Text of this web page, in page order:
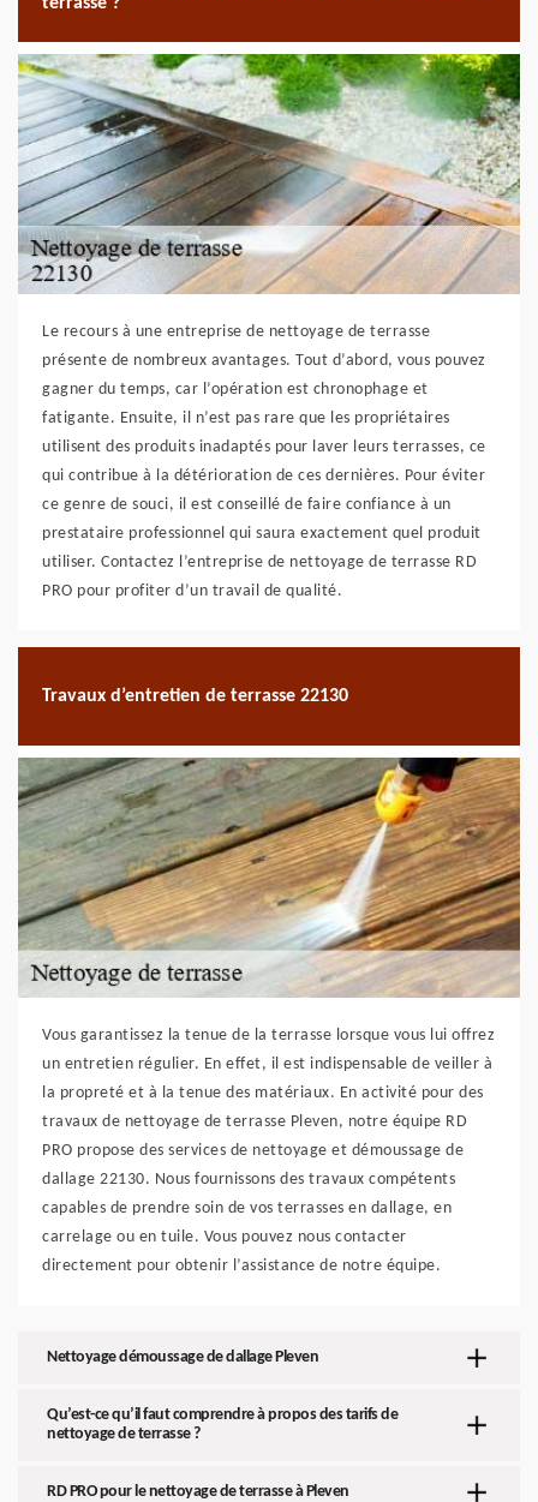
Le recours à une entreprise de nettoyage de terrasse
présente de nombreux avantages. Tout d’abord, vous pouvez
gagner du temps, car l’opération est chronophage et
fatigante. Ensuite, il n’est pas rare que les propriétaires
utilisent des produits inadaptés pour laver leurs terrasses, ce
qui contribue à la détérioration de ces dernières. Pour éviter
ce genre de souci, il est conseillé de faire confiance à un
prestataire professionnel qui saura exactement quel produit
utiliser. Contactez l’entreprise de nettoyage de terrasse RD
PRO pour profiter d’un travail de qualité.
Travaux d’entretien de terrasse 22130
Vous garantissez la tenue de la terrasse lorsque vous lui offrez
un entretien régulier. En effet, il est indispensable de veiller à
la propreté et à la tenue des matériaux. En activité pour des
travaux de nettoyage de terrasse Pleven, notre équipe RD
PRO propose des services de nettoyage et démoussage de
dallage 22130. Nous fournissons des travaux compétents
capables de prendre soin de vos terrasses en dallage, en
carrelage ou en tuile. Vous pouvez nous contacter
directement pour obtenir l’assistance de notre équipe.
Nettoyage démoussage de dallage Pleven
Qu’est-ce qu’il faut comprendre à propos des tarifs de
nettoyage de terrasse ?
RD PRO pour le nettoyage de terrasse à Pleven